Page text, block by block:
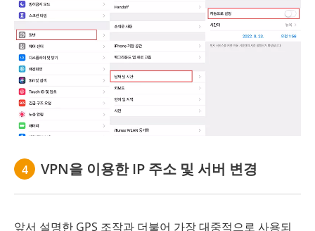
4 VPN을 이용한 IP 주소 및 서버 변경
앞서 설명한 GPS 조작과 더불어 가장 대중적으로 사용되